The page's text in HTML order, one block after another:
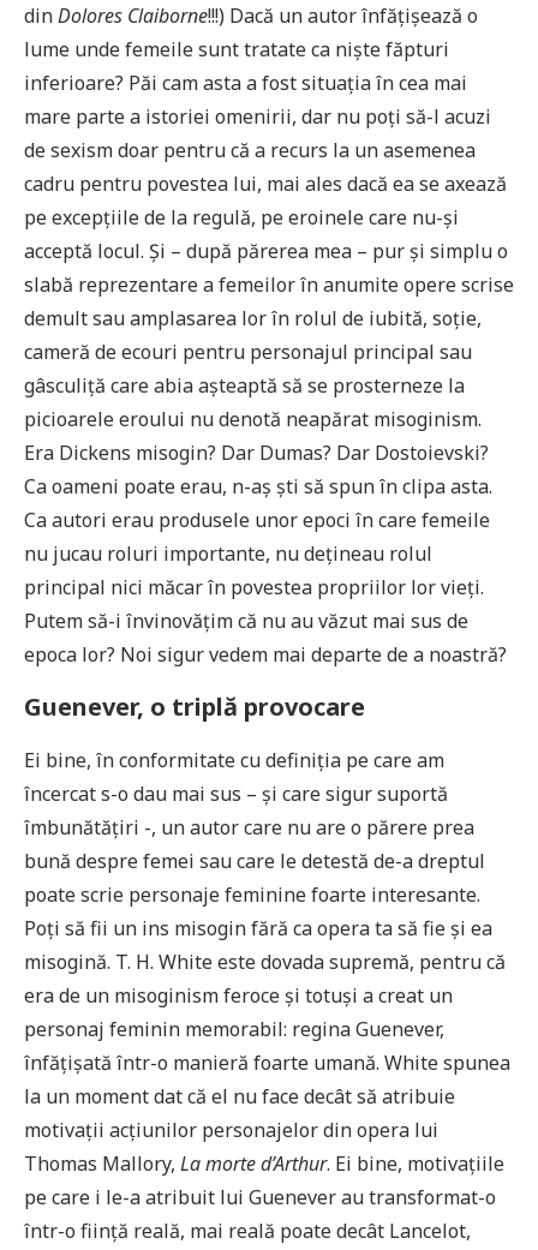
dinDolores Claiborne!!!) Dacă un autor înfățișează o
lume unde femeile sunt tratate ca niște făpturi
inferioare? Păi cam asta a fost situația în cea mai
mare parte a istoriei omenirii, dar nu poți să-l acuzi
de sexism doar pentru că a recurs la un asemenea
cadru pentru povestea lui, mai ales dacă ea se axează
pe excepțiile de la regulă, pe eroinele care nu-și
acceptă locul. Și – după părerea mea – pur și simplu o
slabă reprezentare a femeilor în anumite opere scrise
demult sau amplasarea lor în rolul de iubită, soție,
cameră de ecouri pentru personajul principal sau
gâsculiță care abia așteaptă să se prosterneze la
picioarele eroului nu denotă neapărat misoginism.
Era Dickens misogin? Dar Dumas? Dar Dostoievski?
Ca oameni poate erau, n-aș ști să spun în clipa asta.
Ca autori erau produsele unor epoci în care femeile
nu jucau roluri importante, nu dețineau rolul
principal nici măcar în povestea propriilor lor vieți.
Putem să-i învinovățim că nu au văzut mai sus de
epoca lor? Noi sigur vedem mai departe de a noastră?
Guenever, o triplă provocare
Ei bine, în conformitate cu definiția pe care am
încercat s-o dau mai sus – și care sigur suportă
îmbunătățiri -, un autor care nu are o părere prea
bună despre femei sau care le detestă de-a dreptul
poate scrie personaje feminine foarte interesante.
Poți să fii un ins misogin fără ca opera ta să fie și ea
misogină. T. H. White este dovada supremă, pentru că
era de un misoginism feroce și totuși a creat un
personaj feminin memorabil: regina Guenever,
înfățișată într-o manieră foarte umană. White spunea
la un moment dat că el nu face decât să atribuie
motivații acțiunilor personajelor din opera lui
Thomas Mallory, La morte d’Arthur. Ei bine, motivațiile
pe care i le-a atribuit lui Guenever au transformat-o
într-o ființă reală, mai reală poate decât Lancelot,